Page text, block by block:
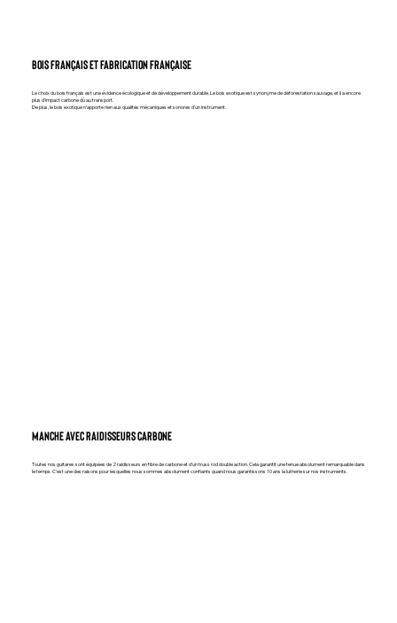
bois français et fabrication française
Le choix du bois français est une évidence écologique et de développement durable. Le bois exotique est synonyme de déforestation sauvage, et il a encore
plus d’impact carbone dû au transport.
De plus, le bois exotique n’apporte rien aux qualités mécaniques et sonores d’un instrument.
MANCHE AVEC RAIDISSEURS CARBONE
Toutes nos guitares sont équipées de 2 raidisseurs en fibre de carbone et d’un truss rod double action. Cela garantit une tenue absolument remarquable dans
le temps. C'est une des raisons pour lesquelles nous sommes absolument confiants quand nous garantissons 10 ans la lutherie sur nos instruments.